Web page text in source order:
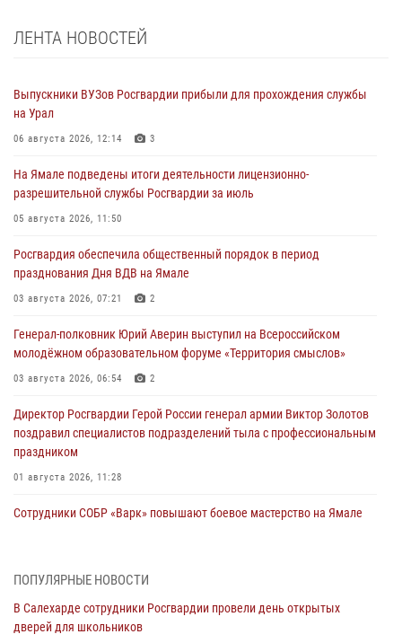
ЛЕНТА НОВОСТЕЙ
Выпускники ВУЗов Росгвардии прибыли для прохождения службы
на Урал
06 августа 2026, 12:14 3
На Ямале подведены итоги деятельности лицензионно-
разрешительной службы Росгвардии за июль
05 августа 2026, 11:50
Росгвардия обеспечила общественный порядок в период
празднования Дня ВДВ на Ямале
03 августа 2026, 07:21 2
Генерал-полковник Юрий Аверин выступил на Всероссийском
молодёжном образовательном форуме «Территория смыслов»
03 августа 2026, 06:54 2
Директор Росгвардии Герой России генерал армии Виктор Золотов
поздравил специалистов подразделений тыла с профессиональным
праздником
01 августа 2026, 11:28
Сотрудники СОБР «Варк» повышают боевое мастерство на Ямале
Офицеры спецназа Росгвардии провели практическое занятие для
29 июля 2026, 10:42
ПОПУЛЯРНЫЕ НОВОСТИ
В Салехарде сотрудники Росгвардии провели день открытых
дверей для школьников